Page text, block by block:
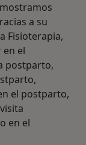
a su
Fisioterapia,
en el
postparto,
el postparto,
en el